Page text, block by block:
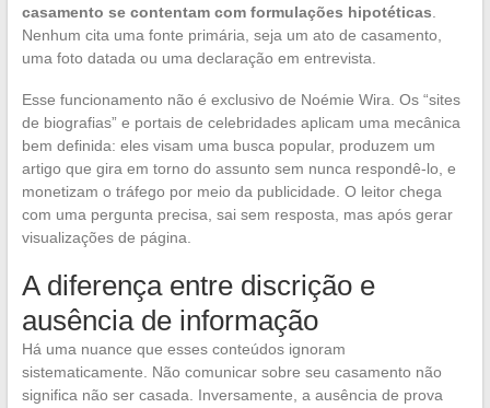
casamento se contentam com formulações hipotéticas
Nenhum cita uma fonte primária, seja um ato de casamento,
uma foto datada ou uma declaração em entrevista.
Esse funcionamento não é exclusivo de Noémie Wira. Os “sites
de biografias” e portais de celebridades aplicam uma mecânica
bem definida: eles visam uma busca popular, produzem um
artigo que gira em torno do assunto sem nunca respondê-lo, e
monetizam o tráfego por meio da publicidade. O leitor chega
com uma pergunta precisa, sai sem resposta, mas após gerar
visualizações de página.
A diferença entre discrição e
ausência de informação
Há uma nuance que esses conteúdos ignoram
sistematicamente. Não comunicar sobre seu casamento não
significa não ser casada. Inversamente, a ausência de prova